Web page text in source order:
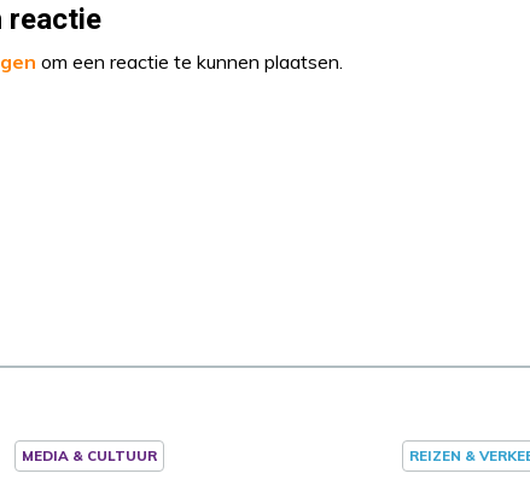
reactie
om een reactie te kunnen plaatsen.
MEDIA & CULTUUR REIZEN &